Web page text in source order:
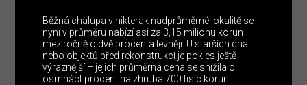
Běžná chalupa v nikterak nadprůměrné lokalitě se
nyní v průměru nabízí asi za 3,15 milionu korun –
meziročně o dvě procenta levněji. U starších chat
nebo objektů před rekonstrukcí je pokles ještě
výraznější – jejich průměrná cena se snížila o
osmnáct procent na zhruba 700 tisíc korun.